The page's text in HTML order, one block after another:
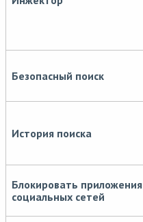
Безопасный поиск
История поиска
Блокировать приложения
социальных сетей